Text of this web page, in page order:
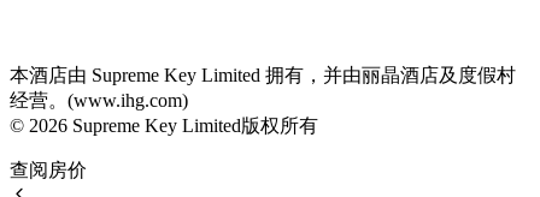
本酒店由 Supreme Key Limited 拥有，并由丽晶酒店及度假村
经营。(www.ihg.com)
© 2026 Supreme Key Limited版权所有
查阅房价